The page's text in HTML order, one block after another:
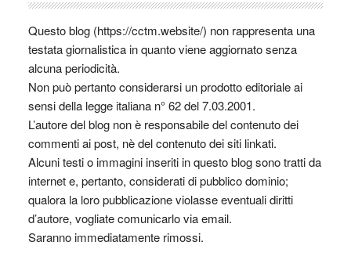
Questo blog (https://cctm.website/) non rappresenta una
testata giornalistica in quanto viene aggiornato senza
alcuna periodicità.
Non può pertanto considerarsi un prodotto editoriale ai
sensi della legge italiana n° 62 del 7.03.2001.
L’autore del blog non è responsabile del contenuto dei
commenti ai post, nè del contenuto dei siti linkati.
Alcuni testi o immagini inseriti in questo blog sono tratti da
internet e, pertanto, considerati di pubblico dominio;
qualora la loro pubblicazione violasse eventuali diritti
d’autore, vogliate comunicarlo via email.
Saranno immediatamente rimossi.